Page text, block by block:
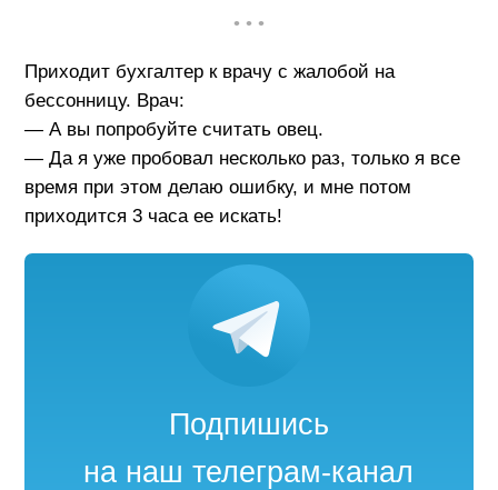
• • •
Приходит бухгалтер к врачу с жалобой на
бессонницу. Врач:
— А вы попробуйте считать овец.
— Да я уже пробовал несколько раз, только я все
время при этом делаю ошибку, и мне потом
приходится 3 часа ее искать!
Подпишись
на наш телеграм-канал